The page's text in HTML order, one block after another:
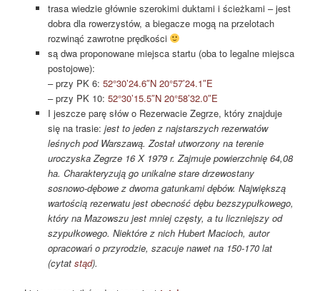
trasa wiedzie głównie szerokimi duktami i ścieżkami – jest
dobra dla rowerzystów, a biegacze mogą na przelotach
rozwinąć zawrotne prędkości
są dwa proponowane miejsca startu (oba to legalne miejsca
postojowe):
– przy PK 6: 52°30’24.6″N 20°57’24.1″E
– przy PK 10: 52°30’15.5″N 20°58’32.0″E
I jeszcze parę słów o Rezerwacie Zegrze, który znajduje
się na trasie: jest to jeden z najstarszych rezerwatów
leśnych pod Warszawą. Został utworzony na terenie
uroczyska Zegrze 16 X 1979 r. Zajmuje powierzchnię 64,08
ha. Charakteryzują go unikalne stare drzewostany
sosnowo-dębowe z dwoma gatunkami dębów. Największą
wartością rezerwatu jest obecność dębu bezszypułkowego,
który na Mazowszu jest mniej częsty, a tu liczniejszy od
szypułkowego. Niektóre z nich Hubert Macioch, autor
opracowań o przyrodzie, szacuje nawet na 150-170 lat
(cytat stąd).